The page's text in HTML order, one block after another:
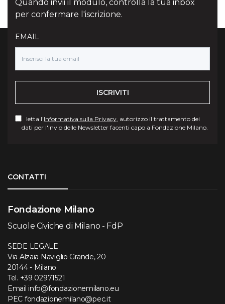
Quando invii il modulo, controlla la tua inbox
per confermare l'iscrizione.
EMAIL
ISCRIVITI
letta l'Informativa sulla Privacy , autorizzo il trattamento dei
dati per l'invio delle Newsletter facenti capo a Fondazione Milano.
CONTATTI
Fondazione Milano
Scuole Civiche di Milano - FdP
SEDE LEGALE
Via Alzaia Naviglio Grande, 20
20144 - Milano
Tel. +39 02971521
Email info@fondazionemilano.eu
PEC fondazionemilano@pec.it